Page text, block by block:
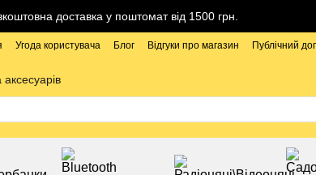
доставка у поштомат від 1500 грн.
Угода користувача Блог Відгуки про магазин
Публічний
аксесуарів